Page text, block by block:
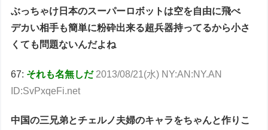
ぶっちゃけ日本のスーパーロボットは空を自由に飛べ
デカい相手も簡単に粉砕出来る超兵器持ってるから小さ
くても問題ないんだよね
67: それも名無しだ 2013/08/21(水) NY:AN:NY.AN
ID:SvPxqeFi.net
中国の三兄弟とチェルノ夫婦のキャラをちゃんと作りこ